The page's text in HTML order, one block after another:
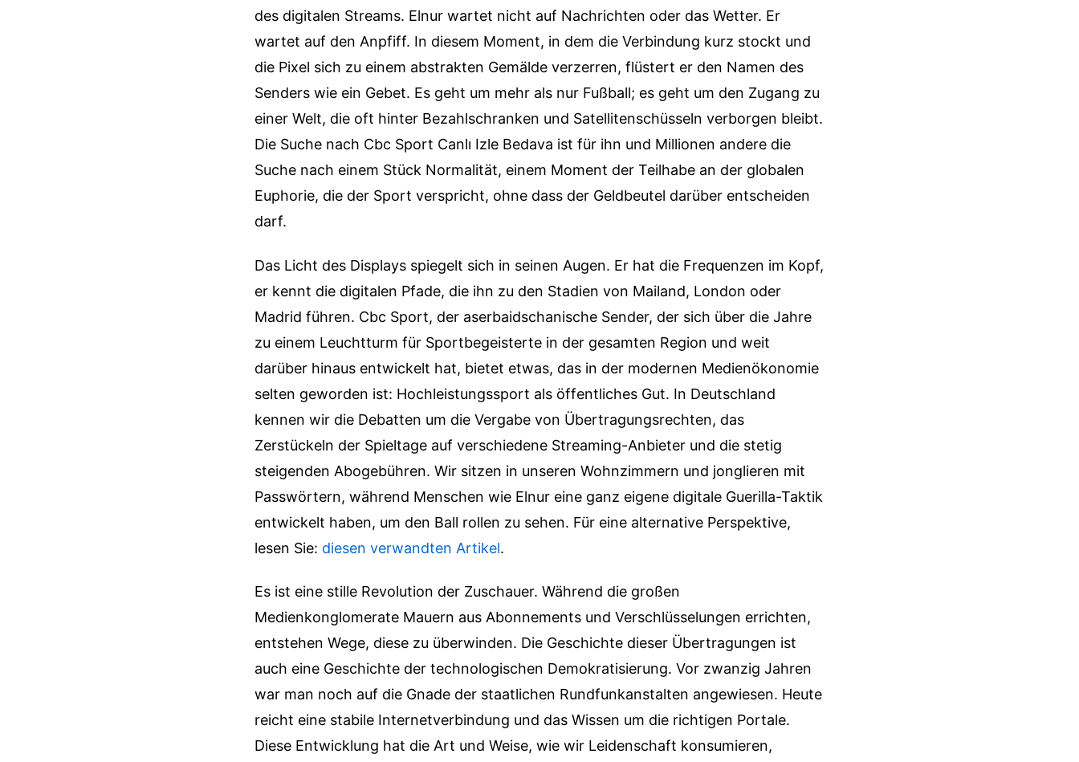
des digitalen Streams. Elnur wartet nicht auf Nachrichten oder das Wetter. Er
wartet auf den Anpfiff. In diesem Moment, in dem die Verbindung kurz stockt und
die Pixel sich zu einem abstrakten Gemälde verzerren, flüstert er den Namen des
Senders wie ein Gebet. Es geht um mehr als nur Fußball; es geht um den Zugang zu
einer Welt, die oft hinter Bezahlschranken und Satellitenschüsseln verborgen bleibt.
Die Suche nach Cbc Sport Canlı Izle Bedava ist für ihn und Millionen andere die
Suche nach einem Stück Normalität, einem Moment der Teilhabe an der globalen
Euphorie, die der Sport verspricht, ohne dass der Geldbeutel darüber entscheiden
darf.
Das Licht des Displays spiegelt sich in seinen Augen. Er hat die Frequenzen im Kopf,
er kennt die digitalen Pfade, die ihn zu den Stadien von Mailand, London oder
Madrid führen. Cbc Sport, der aserbaidschanische Sender, der sich über die Jahre
zu einem Leuchtturm für Sportbegeisterte in der gesamten Region und weit
darüber hinaus entwickelt hat, bietet etwas, das in der modernen Medienökonomie
selten geworden ist: Hochleistungssport als öffentliches Gut. In Deutschland
kennen wir die Debatten um die Vergabe von Übertragungsrechten, das
Zerstückeln der Spieltage auf verschiedene Streaming-Anbieter und die stetig
steigenden Abogebühren. Wir sitzen in unseren Wohnzimmern und jonglieren mit
Passwörtern, während Menschen wie Elnur eine ganz eigene digitale Guerilla-Taktik
entwickelt haben, um den Ball rollen zu sehen. Für eine alternative Perspektive,
lesen Sie: diesen verwandten Artikel.
Es ist eine stille Revolution der Zuschauer. Während die großen
Medienkonglomerate Mauern aus Abonnements und Verschlüsselungen errichten,
entstehen Wege, diese zu überwinden. Die Geschichte dieser Übertragungen ist
auch eine Geschichte der technologischen Demokratisierung. Vor zwanzig Jahren
war man noch auf die Gnade der staatlichen Rundfunkanstalten angewiesen. Heute
reicht eine stabile Internetverbindung und das Wissen um die richtigen Portale.
Diese Entwicklung hat die Art und Weise, wie wir Leidenschaft konsumieren,